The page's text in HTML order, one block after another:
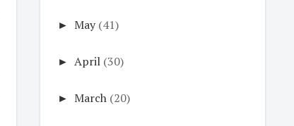
► May (41)
► April (30)
► March (20)